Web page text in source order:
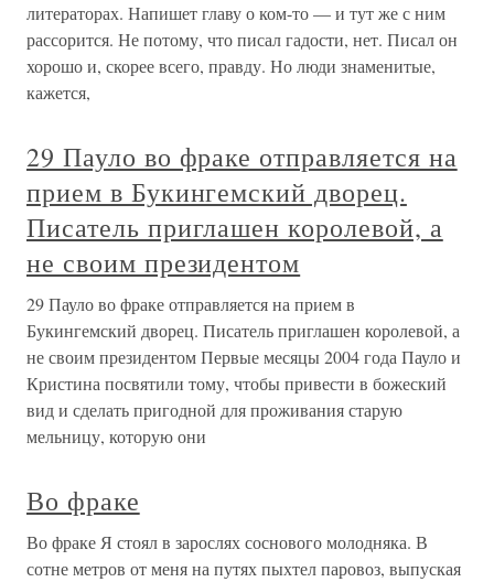
литераторах. Напишет главу о ком-то — и тут же с ним
рассорится. Не потому, что писал гадости, нет. Писал он
хорошо и, скорее всего, правду. Но люди знаменитые,
кажется,
29 Пауло во фраке отправляется на
прием в Букингемский дворец.
Писатель приглашен королевой, а
не своим президентом
29 Пауло во фраке отправляется на прием в
Букингемский дворец. Писатель приглашен королевой, а
не своим президентом Первые месяцы 2004 года Пауло и
Кристина посвятили тому, чтобы привести в божеский
вид и сделать пригодной для проживания старую
мельницу, которую они
Во фраке
Во фраке Я стоял в зарослях соснового молодняка. В
сотне метров от меня на путях пыхтел паровоз, выпуская